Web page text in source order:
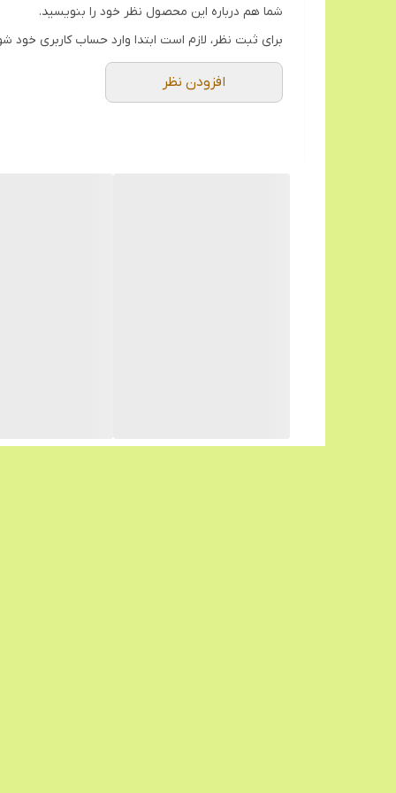
شما هم درباره این محصول نظر خود را بنویسید.
برای ثبت نظر، لازم است ابتدا وارد حساب کاربری خود
افزودن نظر